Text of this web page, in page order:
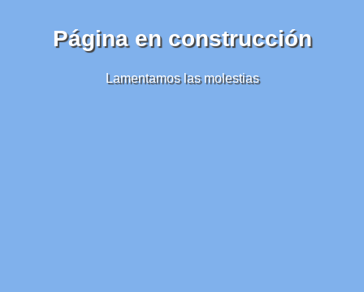
Página en construcción
Lamentamos las molestias